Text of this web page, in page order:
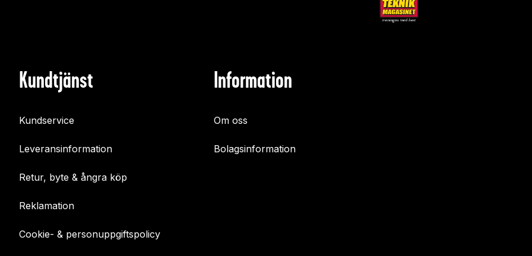
Kundtjänst
Kundservice
Leveransinformation
Retur, byte & ångra köp
Reklamation
Cookie- & personuppgiftspolicy
Information
Om oss
Bolagsinformation